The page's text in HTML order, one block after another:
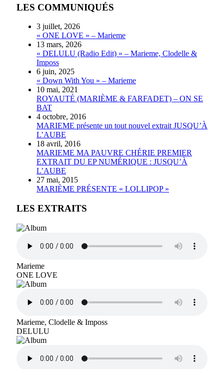
LES COMMUNIQUÉS
3 juillet, 2026
« ONE LOVE » – Marieme
13 mars, 2026
« DELULU (Radio Edit) » – Marieme, Clodelle &
Imposs
6 juin, 2025
« Down With You » – Marieme
10 mai, 2021
ROYAUTÉ (MARIÈME & FARFADET) – ON SE
BAT
4 octobre, 2016
MARIEME présente un tout nouvel extrait JUSQU’À
L’AUBE
18 avril, 2016
MARIEME MA PAUVRE CHÉRIE PREMIER
EXTRAIT DU EP NUMÉRIQUE : JUSQU’À
L’AUBE
27 mai, 2015
MARIÈME PRÉSENTE « LOLLIPOP »
LES EXTRAITS
Marieme
ONE LOVE
Marieme, Clodelle & Imposs
DELULU